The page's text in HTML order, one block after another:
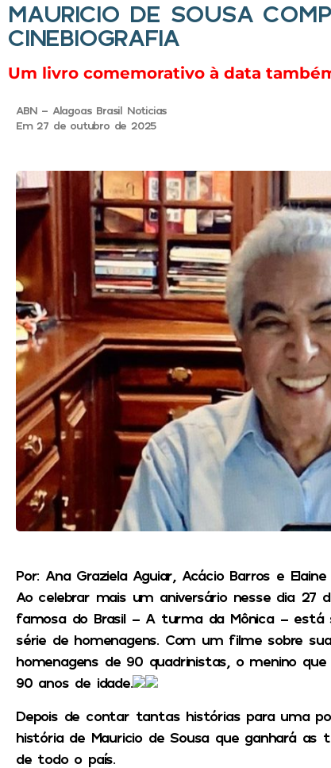
MAURICIO DE SOUSA
CINEBIOGRAFIA
Um livro comemorativo à data
ABN - Alagoas Brasil Noticias
Em 27 de outubro de 2025
Por: Ana Graziela Aguiar, Acácio Barros e
Ao celebrar mais um aniversário nesse dia 27
famosa do Brasil – A turma da Mônica – está
série de homenagens. Com um filme sobre
homenagens de 90 quadrinistas, o menino
90 anos de idade.
Depois de contar tantas histórias para uma
história de Mauricio de Sousa que ganhará
de todo o país.